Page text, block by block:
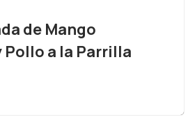
de Mango
Pollo a la Parrilla